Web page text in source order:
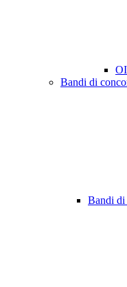
Bandi di
Bandi di